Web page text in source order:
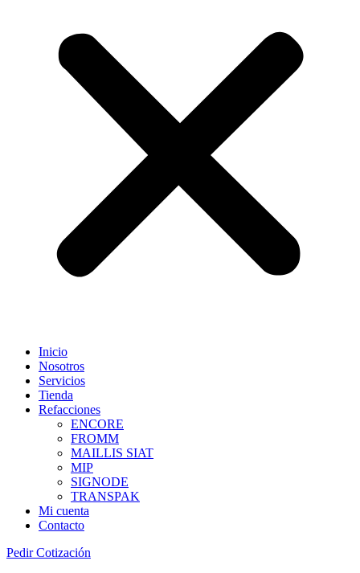
Inicio
Nosotros
Servicios
Tienda
Refacciones
ENCORE
FROMM
MAILLIS SIAT
MIP
SIGNODE
TRANSPAK
Mi cuenta
Contacto
Pedir Cotización